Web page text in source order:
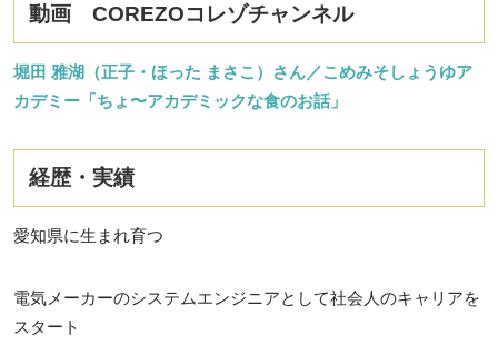
動画 COREZOコレゾチャンネル
堀田 雅湖（正子・ほった まさこ）さん／こめみそしょうゆア
カデミー「ちょ〜アカデミックな食のお話」
経歴・実績
愛知県に生まれ育つ
電気メーカーのシステムエンジニアとして社会人のキャリアを
スタート